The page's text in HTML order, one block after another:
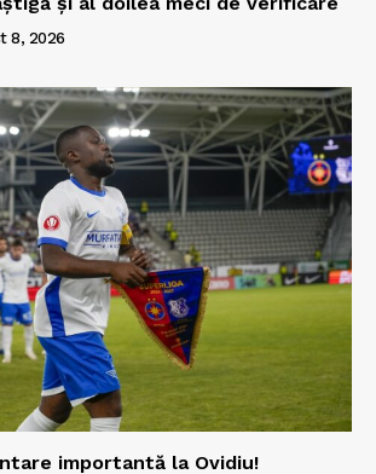
8, 2026
importantă la Ovidiu!